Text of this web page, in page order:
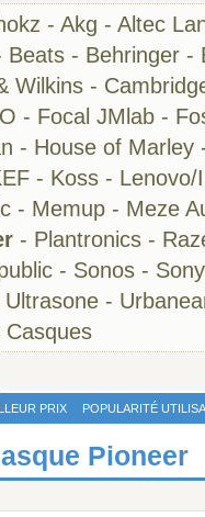
- Akg - Altec
Beats - Behringer -
Wilkins -
- Focal JMlab -
- House of Marley
- Koss - Lenovo/
- Memup - Meze
- Plantronics -
- Sonos - Sony
Ultrasone -
PRIX POPULARITÉ
Pioneer